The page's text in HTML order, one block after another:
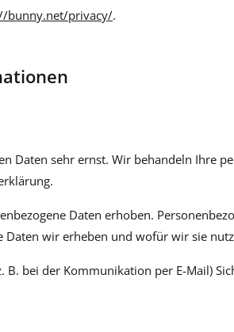
bunny.net/privacy/.
Daten sehr ernst. Wir behandeln Ihre
Daten erhoben.
wir erheben und wofür wir sie
bei der Kommunikation per E-Mail)